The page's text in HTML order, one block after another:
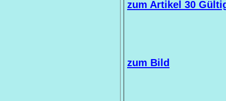
zum Artikel 30
zum Bild